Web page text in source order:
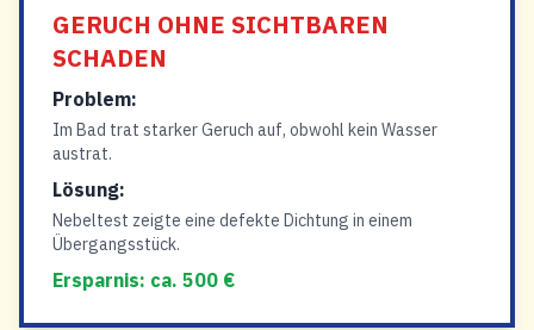
GERUCH OHNE SICHTBAREN
SCHADEN
Problem:
Im Bad trat starker Geruch auf, obwohl kein Wasser
austrat.
Lösung:
Nebeltest zeigte eine defekte Dichtung in einem
Übergangsstück.
Ersparnis: ca. 500 €